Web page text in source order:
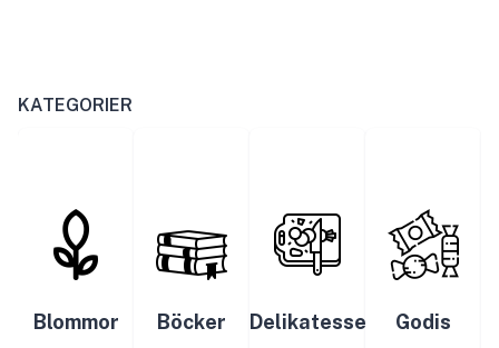
KATEGORIER
Blommor Böcker Delikatesser Godis